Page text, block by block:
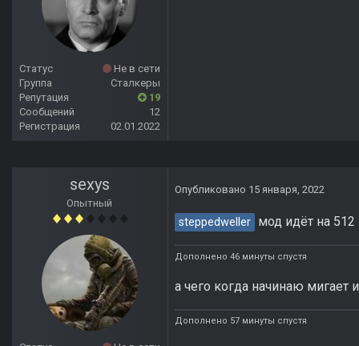
Статус
Не в сети
Группа
Сталкеры
Репутация
19
Сообщений
12
Регистрация
02.01.2022
sexys
Опытный
Опубликовано 15 января, 2022
steppedweller мод идёт на
Дополнено 46 минуты спустя
а чего когда начинаю мигает
Дополнено 57 минуты спустя